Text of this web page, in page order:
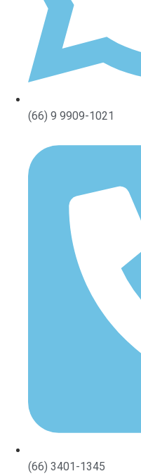
(66) 9 9909-1021
(66) 3401-1345